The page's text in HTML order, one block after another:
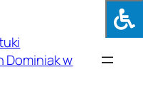
Dominiak w